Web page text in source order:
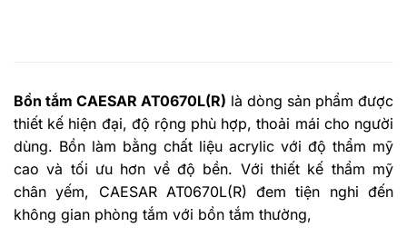
Bồn tắm CAESAR AT0670L(R) là dòng sản phẩm được
thiết kế hiện đại, độ rộng phù hợp, thoải mái cho người
dùng. Bồn làm bằng chất liệu acrylic với độ thẩm mỹ
cao và tối ưu hơn về độ bền. Với thiết kế thẩm mỹ
chân yếm, CAESAR AT0670L(R) đem tiện nghi đến
không gian phòng tắm với bồn tắm thường,